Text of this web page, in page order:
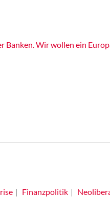
Banken. Wir wollen ein
Finanzpolitik